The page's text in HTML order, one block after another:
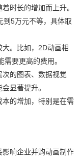
时长的增加而上升。
到5万元不等，具体取
。比如，2D动画相
要更高的费用。
的图表、数据视觉
显著提升。
的增加，特别是在需
响企业并购动画制作